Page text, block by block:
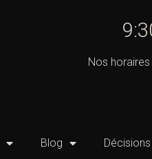
Nos horaires
Blog